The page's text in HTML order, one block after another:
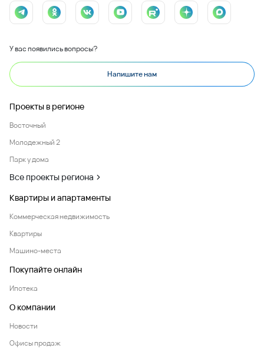
У вас появились вопросы?
Напишите нам
Проекты в регионе
Восточный
Молодежный 2
Парк у дома
Все проекты региона
Квартиры и апартаменты
Коммерческая недвижимость
Квартиры
Машино-места
Покупайте онлайн
Ипотека
О компании
Новости
Офисы продаж